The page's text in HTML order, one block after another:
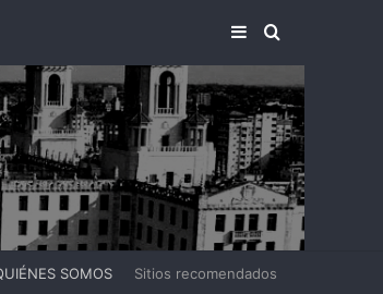
BARRA LATERAL
BUSCAR
SOMOS Sitios recomendados